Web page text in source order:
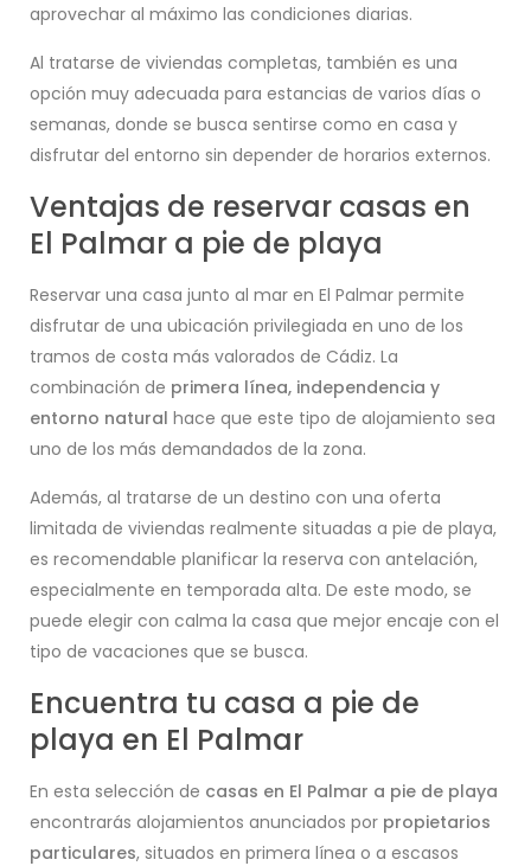
aprovechar al máximo las condiciones diarias.
Al tratarse de viviendas completas, también es una
opción muy adecuada para estancias de varios días o
semanas, donde se busca sentirse como en casa y
disfrutar del entorno sin depender de horarios externos.
Ventajas de reservar casas en
El Palmar a pie de playa
Reservar una casa junto al mar en El Palmar permite
disfrutar de una ubicación privilegiada en uno de los
tramos de costa más valorados de Cádiz. La
combinación de primera línea, independencia y
entorno natural hace que este tipo de alojamiento sea
uno de los más demandados de la zona.
Además, al tratarse de un destino con una oferta
limitada de viviendas realmente situadas a pie de playa,
es recomendable planificar la reserva con antelación,
especialmente en temporada alta. De este modo, se
puede elegir con calma la casa que mejor encaje con el
tipo de vacaciones que se busca.
Encuentra tu casa a pie de
playa en El Palmar
En esta selección de casas en El Palmar a pie de playa
encontrarás alojamientos anunciados por propietarios
particulares, situados en primera línea o a escasos